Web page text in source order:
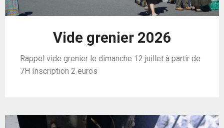
Vide grenier 2026
Rappel vide grenier le dimanche 12 juillet à partir de
7H Inscription 2 euros